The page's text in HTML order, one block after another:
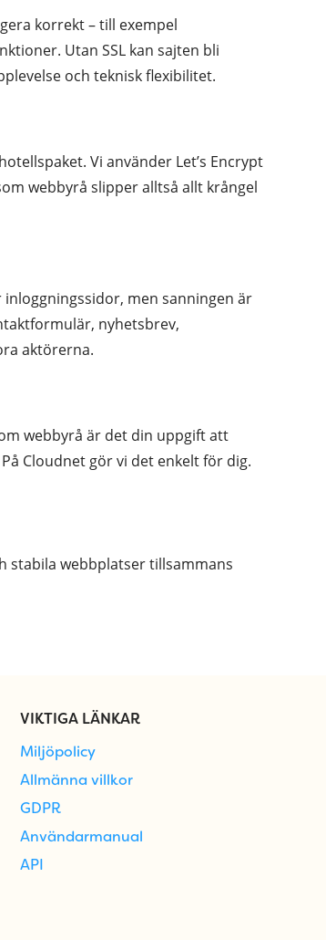
korrekt – till exempel
Utan SSL kan sajten bli
och teknisk flexibilitet.
Vi använder Let’s Encrypt
webbyrå slipper alltså allt krångel
men sanningen är
nyhetsbrev,
aktörerna.
webbyrå är det din uppgift att
Cloudnet gör vi det enkelt för dig.
stabila webbplatser tillsammans
VIKTIGA LÄNKAR
Miljöpolicy
Allmänna villkor
GDPR
Användarmanual
API